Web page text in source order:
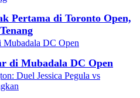
Pertama di Toronto Open,
di Mubadala DC Open